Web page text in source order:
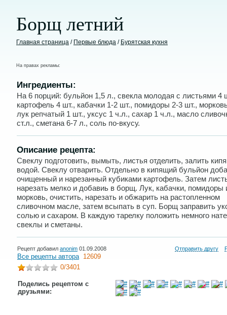
Борщ летний
Главная страница / Первые блюда / Бурятская кухня
На правах рекламы:
Ингредиенты:
На 6 порций: бульйон 1,5 л., свекла молодая с листьями 4
картофель 4 шт., кабачки 1-2 шт., помидоры 2-3 шт.,
лук репчатый 1 шт., уксус 1 ч.л., сахар 1 ч.л., масло
ст.л., сметана 6-7 л., соль по-вкусу.
Описание рецепта:
Свеклу подготовить, вымыть, листья отделить, залить
водой. Свеклу отварить. Отдельно в кипящий бульйон
очищенный и нарезанный кубиками картофель. Затем
нарезать мелко и добавиь в борщ. Лук, кабачки, помидоры
морковь, очистить, нарезать и обжарить на растопленном
сливочном масле, затем всыпать в суп. Борщ заправить
солью и сахаром. В каждую тарелку положить немного
свеклы и сметаны.
Рецепт добавил anonim 01.09.2008 Отправить другу
Все рецепты автора 12609
0/3401
Поделись рецептом с
друзьями: